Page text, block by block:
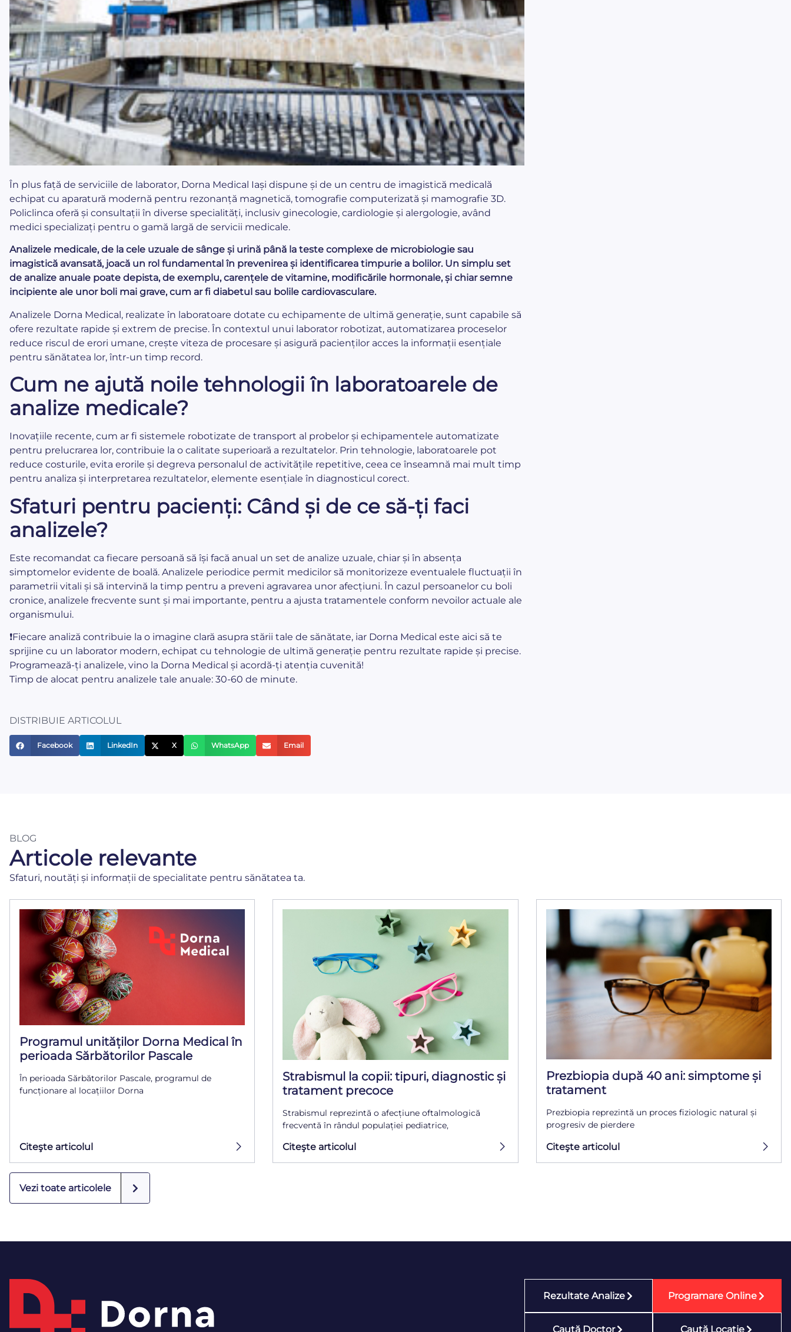
În plus față de serviciile de laborator, Dorna Medical Iași dispune și de un centru de imagistică medicală
echipat cu aparatură modernă pentru rezonanță magnetică, tomografie computerizată și mamografie 3D.
Policlinca oferă și consultații în diverse specialități, inclusiv ginecologie, cardiologie și alergologie, având
medici specializați pentru o gamă largă de servicii medicale.
Analizele medicale, de la cele uzuale de sânge și urină până la teste complexe de microbiologie sau
imagistică avansată, joacă un rol fundamental în prevenirea și identificarea timpurie a bolilor. Un simplu set
de analize anuale poate depista, de exemplu, carențele de vitamine, modificările hormonale, și chiar semne
incipiente ale unor boli mai grave, cum ar fi diabetul sau bolile cardiovasculare.
Analizele Dorna Medical, realizate în laboratoare dotate cu echipamente de ultimă generație, sunt capabile să
ofere rezultate rapide și extrem de precise. În contextul unui laborator robotizat, automatizarea proceselor
reduce riscul de erori umane, crește viteza de procesare și asigură pacienților acces la informații esențiale
pentru sănătatea lor, într-un timp record.
Cum ne ajută noile tehnologii în laboratoarele de
analize medicale?
Inovațiile recente, cum ar fi sistemele robotizate de transport al probelor și echipamentele automatizate
pentru prelucrarea lor, contribuie la o calitate superioară a rezultatelor. Prin tehnologie, laboratoarele pot
reduce costurile, evita erorile și degreva personalul de activitățile repetitive, ceea ce înseamnă mai mult timp
pentru analiza și interpretarea rezultatelor, elemente esențiale în diagnosticul corect.
Sfaturi pentru pacienți: Când și de ce să-ți faci
analizele?
Este recomandat ca fiecare persoană să își facă anual un set de analize uzuale, chiar și în absența
simptomelor evidente de boală. Analizele periodice permit medicilor să monitorizeze eventualele fluctuații în
parametrii vitali și să intervină la timp pentru a preveni agravarea unor afecțiuni. În cazul persoanelor cu boli
cronice, analizele frecvente sunt și mai importante, pentru a ajusta tratamentele conform nevoilor actuale ale
organismului.
❗Fiecare analiză contribuie la o imagine clară asupra stării tale de sănătate, iar Dorna Medical este aici să te
sprijine cu un laborator modern, echipat cu tehnologie de ultimă generație pentru rezultate rapide și precise.
Programează-ți analizele, vino la Dorna Medical și acordă-ți atenția cuvenită!
Timp de alocat pentru analizele tale anuale: 30-60 de minute.
DISTRIBUIE ARTICOLUL
Facebook LinkedIn X WhatsApp Email
BLOG
Articole relevante
Sfaturi, noutăți și informații de specialitate pentru sănătatea ta.
Programul unităților Dorna Medical în
perioada Sărbătorilor Pascale
În perioada Sărbătorilor Pascale, programul de
funcționare al locațiilor Dorna
Citeşte articolul
Strabismul la copii: tipuri, diagnostic și
tratament precoce
Strabismul reprezintă o afecțiune oftalmologică
frecventă în rândul populației pediatrice,
Citeşte articolul
Prezbiopia după 40 ani: simptome și
tratament
Prezbiopia reprezintă un proces fiziologic natural și
progresiv de pierdere
Citeşte articolul
Vezi toate articolele
Rezultate Analize Programare Online
Caută Doctor Caută Locaţie